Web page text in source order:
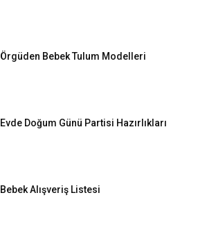
Örgüden Bebek Tulum Modelleri
Evde Doğum Günü Partisi Hazırlıkları
Bebek Alışveriş Listesi